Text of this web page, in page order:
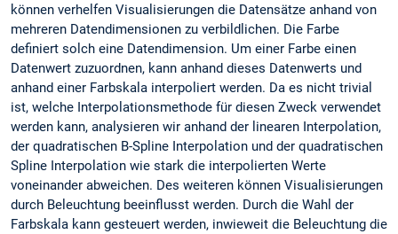
können verhelfen Visualisierungen die Datensätze anhand von
mehreren Datendimensionen zu verbildlichen. Die Farbe
definiert solch eine Datendimension. Um einer Farbe einen
Datenwert zuzuordnen, kann anhand dieses Datenwerts und
anhand einer Farbskala interpoliert werden. Da es nicht trivial
ist, welche Interpolationsmethode für diesen Zweck verwendet
werden kann, analysieren wir anhand der linearen Interpolation,
der quadratischen B-Spline Interpolation und der quadratischen
Spline Interpolation wie stark die interpolierten Werte
voneinander abweichen. Des weiteren können Visualisierungen
durch Beleuchtung beeinflusst werden. Durch die Wahl der
Farbskala kann gesteuert werden, inwieweit die Beleuchtung die